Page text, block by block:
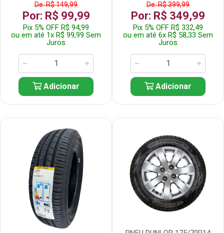
De: R$ 149,99
Por: R$ 99,99
Pix 5% OFF R$ 94,99
ou em até 1x R$ 99,99 Sem
Juros
Adicionar
De: R$ 399,99
Por: R$ 349,99
Pix 5% OFF R$ 332,49
ou em até 6x R$ 58,33 Sem
Juros
Adicionar